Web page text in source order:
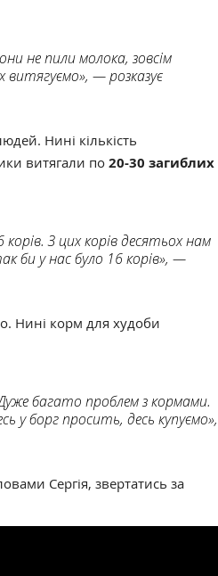
не пили молока, зовсім
витягуємо», — розказує
Нині кількість
витягали по 20-30 загиблих
З цих корів десятьох нам
би у нас було 16 корів», —
Нині корм для худоби
багато проблем з кормами.
у борг просить, десь купуємо»,
Сергія, звертатись за